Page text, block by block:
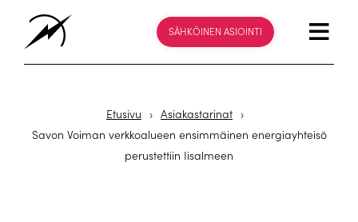
SÄHKÖINEN ASIOINTI
Etusivu › Asiakastarinat ›
Savon Voiman verkkoalueen ensimmäinen energiayhteisö
perustettiin Iisalmeen